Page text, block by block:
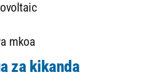
mkoa
za kikanda